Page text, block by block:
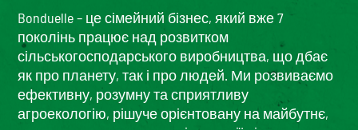
Bonduelle – це сімейний бізнес, який вже 7
поколінь працює над розвитком
сільськогосподарського виробництва, що дбає
як про планету, так і про людей. Ми розвиваємо
ефективну, розумну та сприятливу
агроекологію, рішуче орієнтовану на майбутнє,